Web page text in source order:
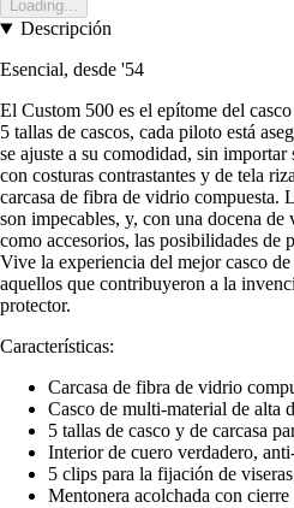
Loading...
Descripción
Esencial, desde '54
El Custom 500 es el epítome del
5 tallas de cascos, cada piloto está
se ajuste a su comodidad, sin
con costuras contrastantes y de tela
carcasa de fibra de vidrio compuesta.
son impecables, y, con una docena de
como accesorios, las posibilidades de
Vive la experiencia del mejor casco
aquellos que contribuyeron a la
protector.
Características:
Carcasa de fibra de vidrio
Casco de multi-material de alta
5 tallas de casco y de carcasa
Interior de cuero verdadero,
5 clips para la fijación de
Mentonera acolchada con